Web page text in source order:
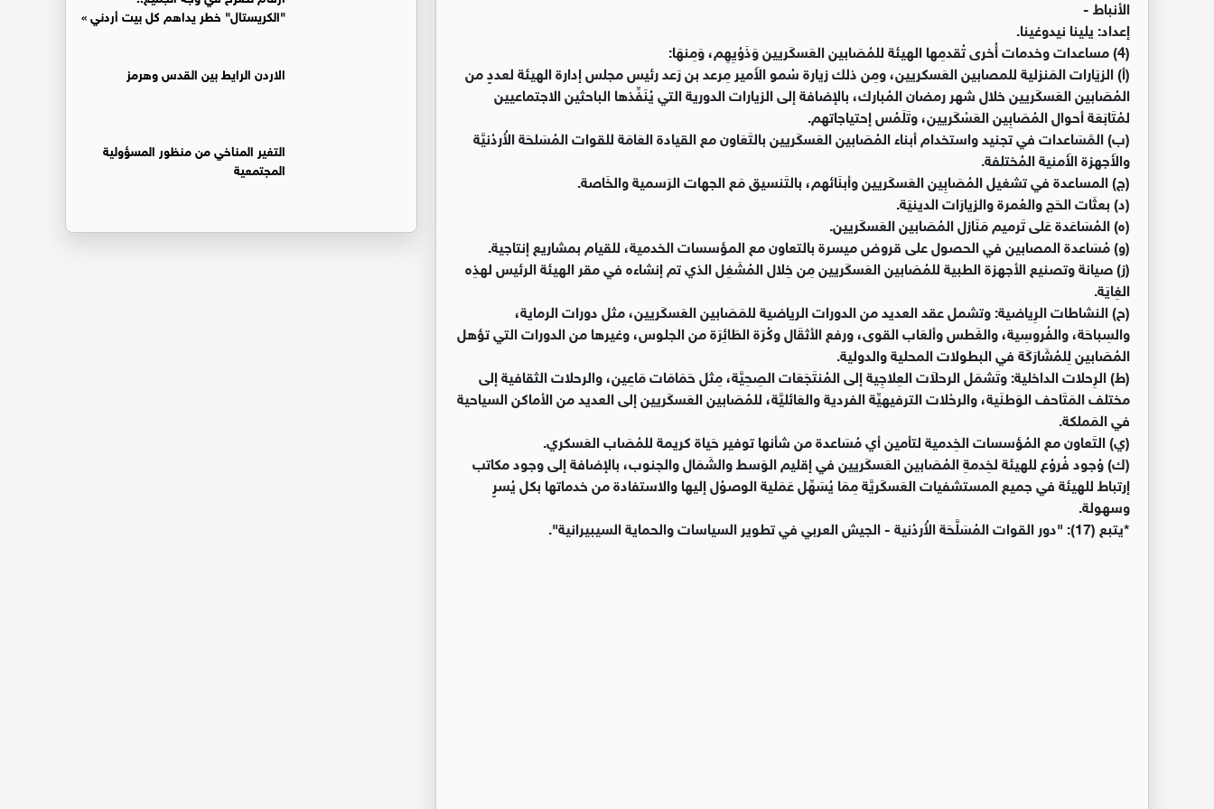
الأنباط -
إعداد: يلينا نيدوغينا.
(4) مساعدات وخدمات أُخرى تُقدمِها الهيئة للمُصَابين العَسكَريين وَذَوُيِهِم، وَمِنهَا:
(أ) الزيَارات المَنزلية للمصابين العَسكريين، ومِن ذلك زيارة سُمو الأَمير مِرعد بن رَعد رئيس مجلس إدارة الهيئة لعددٍ من
المُصَابين العَسكَريين خلال شهر رمضان المُبارك، بالإضافة إلى الزيارات الدورية التي يُنَفِّذها الباحثين الاجتماعيين
لمُتَابَعَة أحوال المُصَابِين العَسْكَريين، وتَلَمُس إحتياجاتهم.
(ب) المًسَاعدات في تجنيد واستخدام أبناء المُصَابين العَسكَريين بالتَعَاون مع القيادة العَامَة للقوات المُسَلحَة الأُردُنيَّة
والأَجهزة الأَمنية المُختلفة.
(ج) المساعدة في تشغيل المُصَابِين العَسكَريين وأبنَائهم، بالتَنسيق مَع الجهات الرَسمية والخَاصة.
(د) بعثَات الحَج والعُمرة والزيارَات الدينيَة.
(ه) المُسَاعَدة عَلى تَرميم مَنَازل المُصَابين العَسكَريين.
(و) مُسَاعدة المصابين في الحصول على قروض ميسرة بالتعاون مع المؤسسات الخدمية، للقيام بمشاريع إنتاجية.
(ز) صيانة وتصنيع الأجهزة الطبية للمُصَابين العَسكَريين مِن خِلال المُشَغِل الذي تم إنشاءه في مقر الهيئة الرئيس لهذِه
الغِايَة.
(ح) النشاطات الرِياضية: وتشمل عقد العديد من الدورات الرياضية للمَصَابين العَسكَريين، مثل دورات الرماية،
والسِباحَة، والفُروسِية، والغَطس وألعَاب القوى، ورفع الأثقَال وكُرَة الطَائِرَة من الجلوس، وغيرها من الدورات التي تؤهل
المُصَابين لِلمُشَارَكَة في البطولات المحلية والدولية.
(ط) الرِحلات الداخلية: وتَشمَل الرحلاَت العِلاجِية إلى المُنتَجَعَات الصِحِيَّة، مِثل حَمَامَات مَاعِين، والرحلات الثقافية إلى
مختلف المَتَاحف الوَطنَية، والرحْلات الترفيهيِّة الفردية والعَائليَّة، للمُصَابين العَسكَريين إلى العديد من الأماكن السياحية
في المَملكة.
(ي) التَعاون مع المُؤسسات الخِدمية لتأمين أي مُسَاعدة من شأنها توفير حَياة كريمة للمُصَاب العَسكري.
(ك) وُجود فُروُع للهيئة لخِدمةِ المُصَابين العَسكَريين في إقليم الوَسط والشَمَال والجنوب، بالإضافة إلى وجود مكاتب
إرتباط للهيئة في جميع المستشفيات العَسكَريَّة مِمَا يُسَهِّل عَمَلية الوصوُل إليها والاستفادة من خدماتها بكل يُسرٍ
وسهولة.
*يتبع (17): "دور القوات المُسَلَّحَة الأُردُنية - الجيش العربي في تطوير السياسات والحماية السيبيرانية".
"الكريستال" خطر يداهم كل بيت أردني »
الاردن الرايط بين القدس وهرمز
التغير المناخي من منظور المسؤولية
المجتمعية